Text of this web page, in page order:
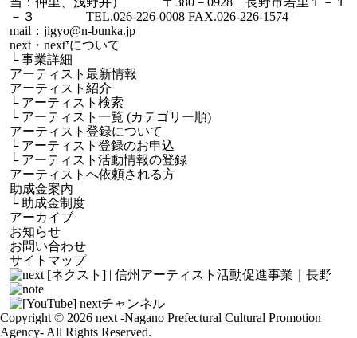
－３ TEL.026-226-0008 FAX.026-226-1574
mail：jigyo@n-bunka.jp
next・next⁺について
└事業詳細
アーティスト最新情報
アーティスト紹介
└ アーティスト検索
└ アーティスト一覧 (カテゴリー順)
アーティスト登録について
└ アーティスト登録のお申込
└ アーティスト活動情報の登録
アーティストへ依頼される方
助成金案内
└ 助成金制度
アーカイブ
お知らせ
お問い合わせ
サイトマップ
Copyright © 2026 next -Nagano Prefectural Cultural Promotion
Agency- All Rights Reserved.